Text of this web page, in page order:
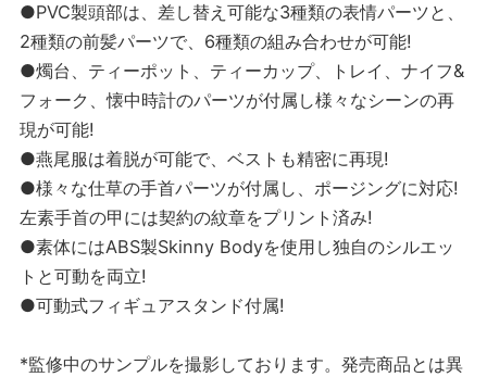
●PVC製頭部は、差し替え可能な3種類の表情パーツと、
2種類の前髪パーツで、6種類の組み合わせが可能!
●燭台、ティーポット、ティーカップ、トレイ、ナイフ&
フォーク、懐中時計のパーツが付属し様々なシーンの再
現が可能!
●燕尾服は着脱が可能で、ベストも精密に再現!
●様々な仕草の手首パーツが付属し、ポージングに対応!
左素手首の甲には契約の紋章をプリント済み!
●素体にはABS製Skinny Bodyを使用し独自のシルエッ
トと可動を両立!
●可動式フィギュアスタンド付属!
*監修中のサンプルを撮影しております。発売商品とは異